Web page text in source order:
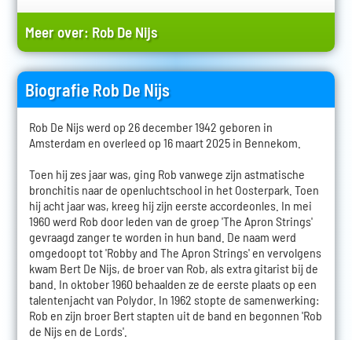
Meer over: Rob De Nijs
Biografie Rob De Nijs
Rob De Nijs werd op 26 december 1942 geboren in
Amsterdam en overleed op 16 maart 2025 in Bennekom.
Toen hij zes jaar was, ging Rob vanwege zijn astmatische
bronchitis naar de openluchtschool in het Oosterpark. Toen
hij acht jaar was, kreeg hij zijn eerste accordeonles. In mei
1960 werd Rob door leden van de groep 'The Apron Strings'
gevraagd zanger te worden in hun band. De naam werd
omgedoopt tot 'Robby and The Apron Strings' en vervolgens
kwam Bert De Nijs, de broer van Rob, als extra gitarist bij de
band. In oktober 1960 behaalden ze de eerste plaats op een
talentenjacht van Polydor. In 1962 stopte de samenwerking:
Rob en zijn broer Bert stapten uit de band en begonnen 'Rob
de Nijs en de Lords'.